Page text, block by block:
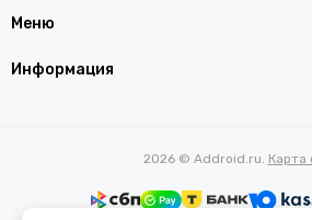
Меню
Информация
2026 © Addroid.ru. Карта